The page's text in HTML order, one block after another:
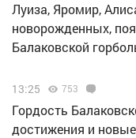
Луиза, Яромир,
новорожденных,
Балаковской
13:25 753
Гордость
достижения и